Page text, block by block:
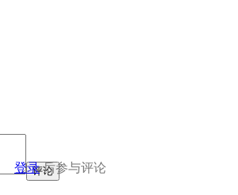
登录后参与评论
评论